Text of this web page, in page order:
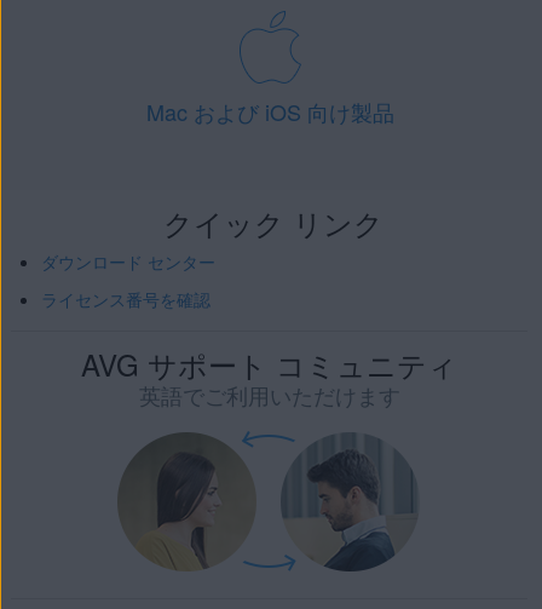
Mac および iOS 向け製品
クイック リンク
ダウンロード センター
ライセンス番号を確認
AVG サポート コミュニティ
英語でご利用いただけます